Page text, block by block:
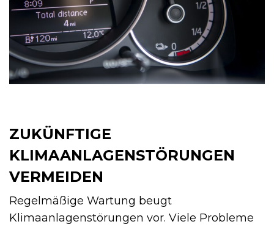
ZUKÜNFTIGE
KLIMAANLAGENSTÖRUNGEN
VERMEIDEN
Regelmäßige Wartung beugt
Klimaanlagenstörungen vor. Viele Probleme